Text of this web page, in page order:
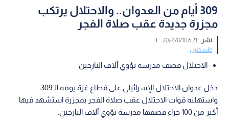
309 أيام من العدوان.. والاحتلال يرتكب
مجزرة جديدة عقب صلاة الفجر
نشر : 6:21 2024/8/10
|
فلسطين
الاحتلال قصف مدرسة تؤوي آلاف النازحين
دخل عدوان الاحتلال الإسرائيلي على قطاع غزة يومه الـ309،
واستهلته قوات الاحتلال عقب صلاة الفجر بمجزرة استشهد فيها
أكثر من 100 جراء قصفها مدرسة تؤوي آلاف النازحين.